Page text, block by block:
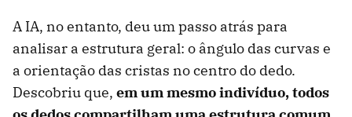
A IA, no entanto, deu um passo atrás para
analisar a estrutura geral: o ângulo das curvas e
a orientação das cristas no centro do dedo.
Descobriu que, em um mesmo indivíduo, todos